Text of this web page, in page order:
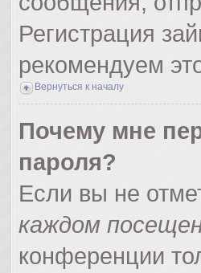
Регистрация
рекомендуем
Вернуться к началу
Почему мне
пароля?
Если вы не
каждом
конференции